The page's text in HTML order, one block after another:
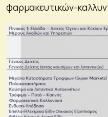
φαρμακευτικών-